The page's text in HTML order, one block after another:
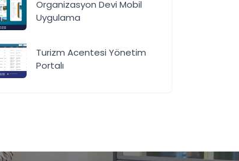
Organizasyon Devi Mobil
Uygulama
Turizm Acentesi Yönetim
Portalı